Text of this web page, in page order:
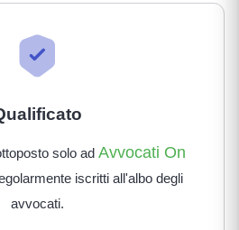
solo ad Avvocati On
iscritti all'albo degli
avvocati.